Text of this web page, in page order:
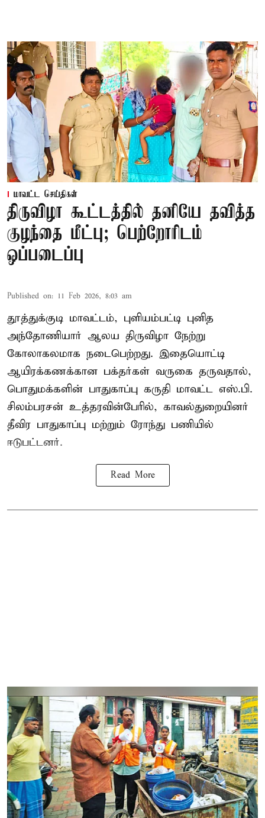
மாவட்ட செய்திகள்
திருவிழா கூட்டத்தில் தனியே தவித்த
குழந்தை மீட்பு; பெற்றோரிடம்
ஒப்படைப்பு
Published on: 11 Feb 2026, 8:03 am
தூத்துக்குடி மாவட்டம், புளியம்பட்டி புனித
அந்தோணியார் ஆலய திருவிழா நேற்று
கோலாகலமாக நடைபெற்றது. இதையொட்டி
ஆயிரக்கணக்கான பக்தர்கள் வருகை தருவதால்,
பொதுமக்களின் பாதுகாப்பு கருதி மாவட்ட எஸ்.பி.
சிலம்பரசன் உத்தரவின்பேரில், காவல்துறையினர்
தீவிர பாதுகாப்பு மற்றும் ரோந்து பணியில்
ஈடுபட்டனர்.
Read More